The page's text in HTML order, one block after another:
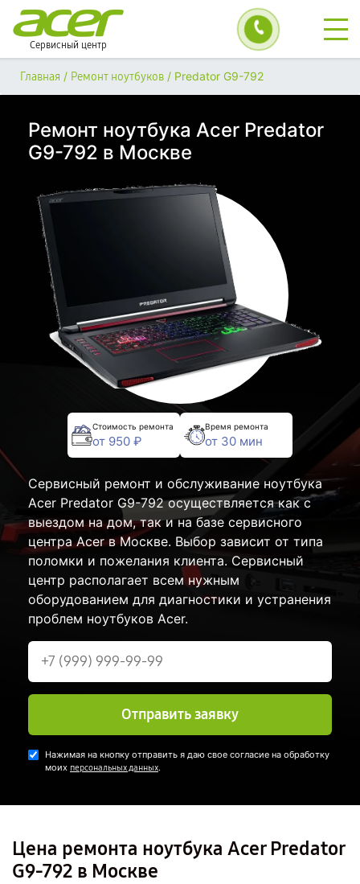
Сервисный центр
Главная / Ремонт ноутбуков / Predator G9-792
Ремонт ноутбука Acer Predator
G9-792 в Москве
Стоимость ремонта
от 950 ₽
Время ремонта
от 30 мин
Сервисный ремонт и обслуживание ноутбука
Acer Predator G9-792 осуществляется как с
выездом на дом, так и на базе сервисного
центра Acer в Москве. Выбор зависит от типа
поломки и пожелания клиента. Сервисный
центр располагает всем нужным
оборудованием для диагностики и устранения
проблем ноутбуков Acer.
Отправить заявку
Нажимая на кнопку отправить я даю свое согласие на обработку
моих персональных данных.
Цена ремонта ноутбука Acer Predator
G9-792 в Москве